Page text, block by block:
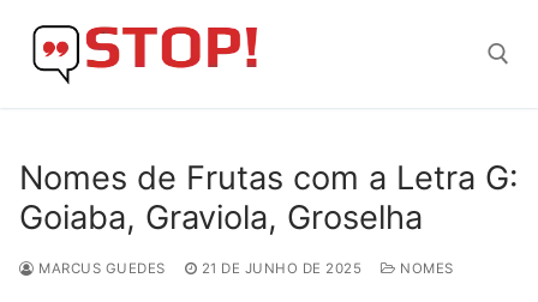
content
Nomes de Frutas com a Letra G:
Goiaba, Graviola, Groselha
MARCUS GUEDES 21 DE JUNHO DE 2025 NOMES